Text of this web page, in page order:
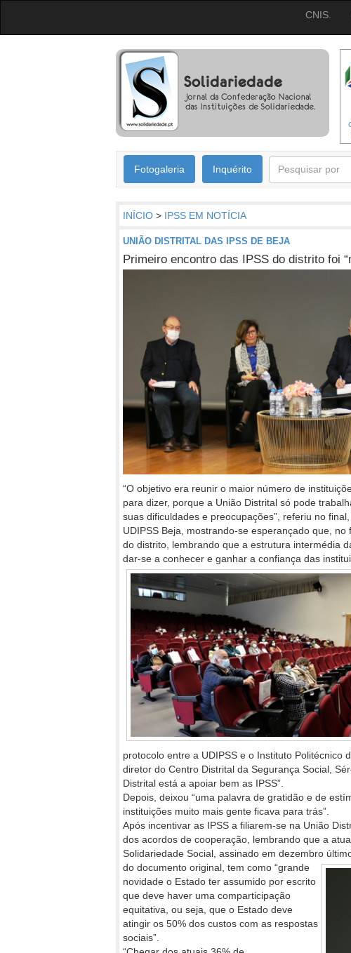
CNIS.
Fotogaleria Inquérito
INÍCIO > IPSS EM NOTÍCIA
UNIÃO DISTRITAL DAS IPSS DE BEJA
Primeiro encontro das IPSS do distrito foi
“O objetivo era reunir o maior número de
para dizer, porque a União Distrital só pode
suas dificuldades e preocupações”, referiu no
UDIPSS Beja, mostrando-se esperançado que,
do distrito, lembrando que a estrutura intermédia
dar-se a conhecer e ganhar a confiança das
protocolo entre a UDIPSS e o Instituto Politécnico
diretor do Centro Distrital da Segurança Social,
Distrital está a apoiar bem as IPSS”.
Depois, deixou “uma palavra de gratidão e de
instituições muito mais gente ficava para trás”.
Após incentivar as IPSS a filiarem-se na União
dos acordos de cooperação, lembrando que a
Solidariedade Social, assinado em dezembro
do documento original, tem como “grande
novidade o Estado ter assumido por escrito
que deve haver uma comparticipação
equitativa, ou seja, que o Estado deve
atingir os 50% dos custos com as respostas
sociais”.